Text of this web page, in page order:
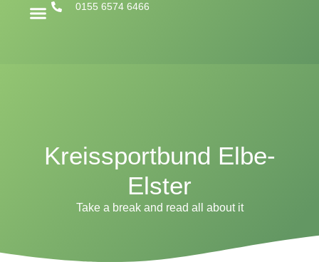
0155 6574 6466
Kreissportbund Elbe-
Elster
Take a break and read all about it